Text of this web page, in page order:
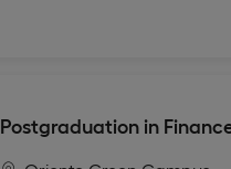
Postgraduation in